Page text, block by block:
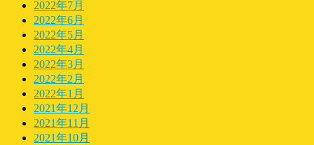
2022年7月
2022年6月
2022年5月
2022年4月
2022年3月
2022年2月
2022年1月
2021年12月
2021年11月
2021年10月